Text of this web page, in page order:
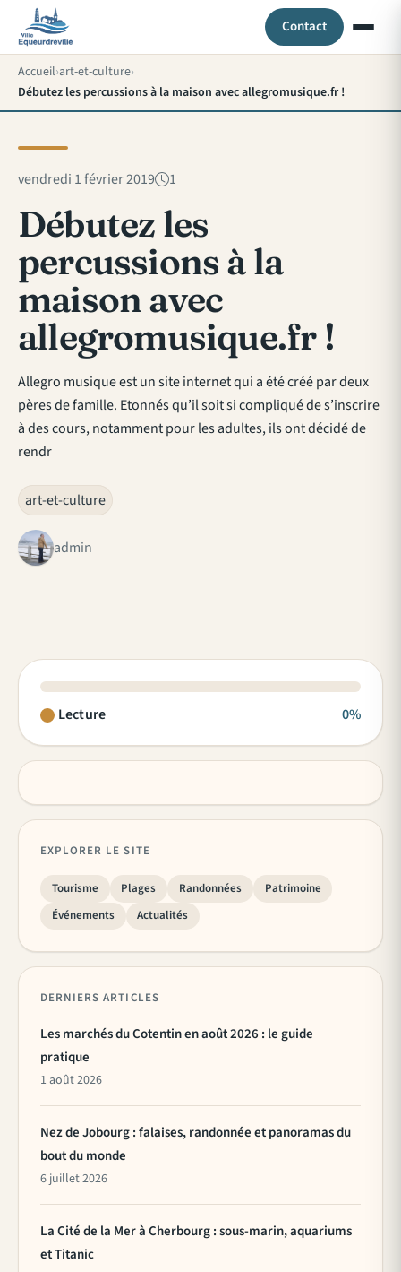
Contact
Accueil art-et-culture
Débutez les percussions à la maison avec allegromusique.fr !
vendredi 1 février 2019 1
Débutez les
percussions à la
maison avec
allegromusique.fr !
Allegro musique est un site internet qui a été créé par deux
pères de famille. Etonnés qu’il soit si compliqué de s’inscrire
à des cours, notamment pour les adultes, ils ont décidé de
rendr
art-et-culture
admin
Lecture 0%
EXPLORER LE SITE
Tourisme Plages Randonnées
Patrimoine
Événements
Actualités
DERNIERS ARTICLES
Les marchés du Cotentin en août 2026 : le guide
pratique
1 août 2026
Nez de Jobourg : falaises, randonnée et panoramas du
bout du monde
6 juillet 2026
La Cité de la Mer à Cherbourg : sous-marin, aquariums
et Titanic